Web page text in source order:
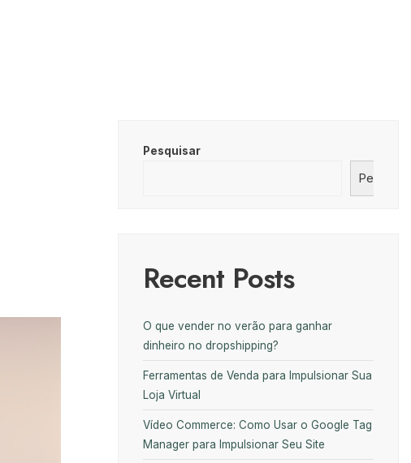
Pesquisar
Recent Posts
O que vender no verão para ganhar
dinheiro no dropshipping?
Ferramentas de Venda para Impulsionar Sua
Loja Virtual
Vídeo Commerce: Como Usar o Google Tag
Manager para Impulsionar Seu Site